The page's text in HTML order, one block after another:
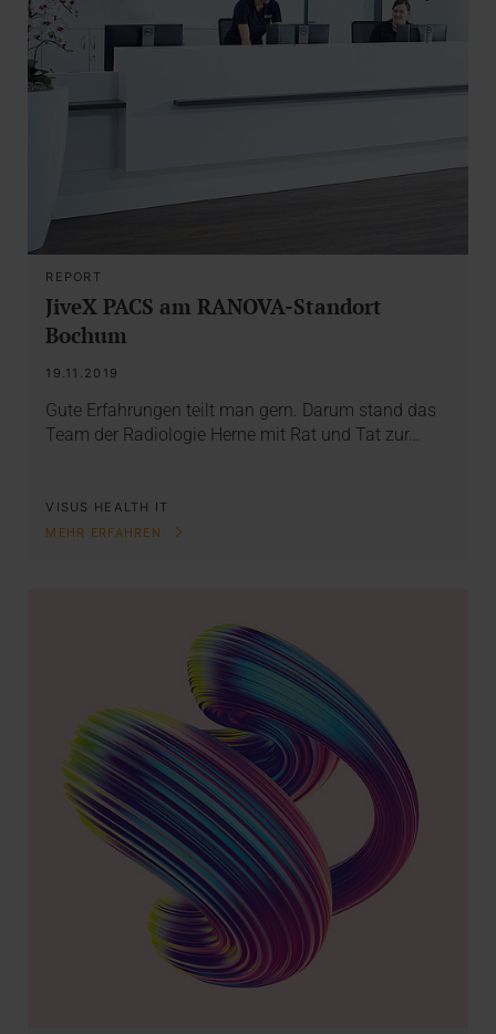
REPORT
JiveX PACS am RANOVA-Standort
Bochum
19.11.2019
Gute Erfahrungen teilt man gern. Darum stand das
Team der Radiologie Herne mit Rat und Tat zur…
VISUS HEALTH IT
MEHR ERFAHREN